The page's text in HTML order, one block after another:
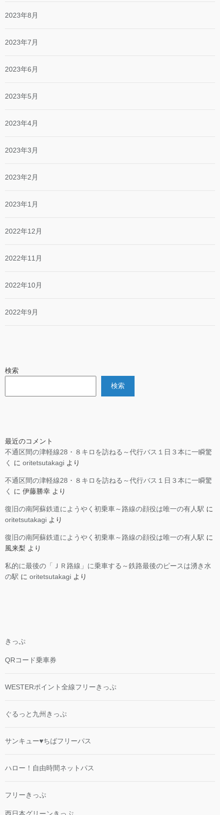
2023年8月
2023年7月
2023年6月
2023年5月
2023年4月
2023年3月
2023年2月
2023年1月
2022年12月
2022年11月
2022年10月
2022年9月
検索
検索
最近のコメント
不通区間の津軽線28・８キロを訪ねる～代行バス１日３本に一瞬驚
く
に oritetsutakagi より
不通区間の津軽線28・８キロを訪ねる～代行バス１日３本に一瞬驚
く
に 伊藤勝幸 より
復旧の南阿蘇鉄道にようやく初乗車～路線の顔役は唯一の有人駅 に
oritetsutakagi より
復旧の南阿蘇鉄道にようやく初乗車～路線の顔役は唯一の有人駅 に
風来梨 より
私的に最後の「ＪＲ路線」に乗車する～鉄路最後のピースは湧き水
の駅 に oritetsutakagi より
きっぷ
QRコード乗車券
WESTERポイント全線フリーきっぷ
ぐるっと九州きっぷ
サンキュー♥ちばフリーパス
ハロー！自由時間ネットパス
フリーきっぷ